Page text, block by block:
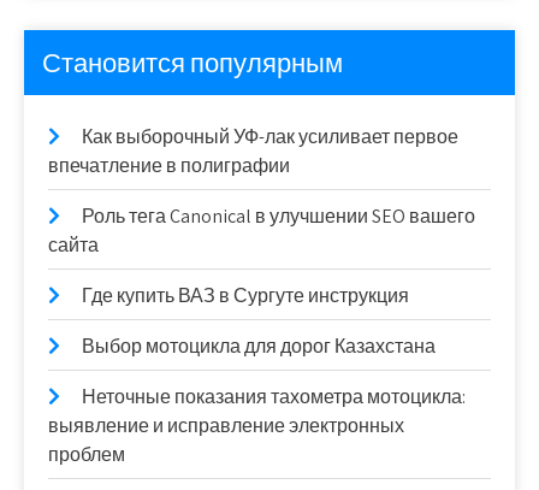
Становится популярным
Как выборочный УФ-лак усиливает первое
впечатление в полиграфии
Роль тега Canonical в улучшении SEO вашего
сайта
Где купить ВАЗ в Сургуте инструкция
Выбор мотоцикла для дорог Казахстана
Неточные показания тахометра мотоцикла:
выявление и исправление электронных
проблем